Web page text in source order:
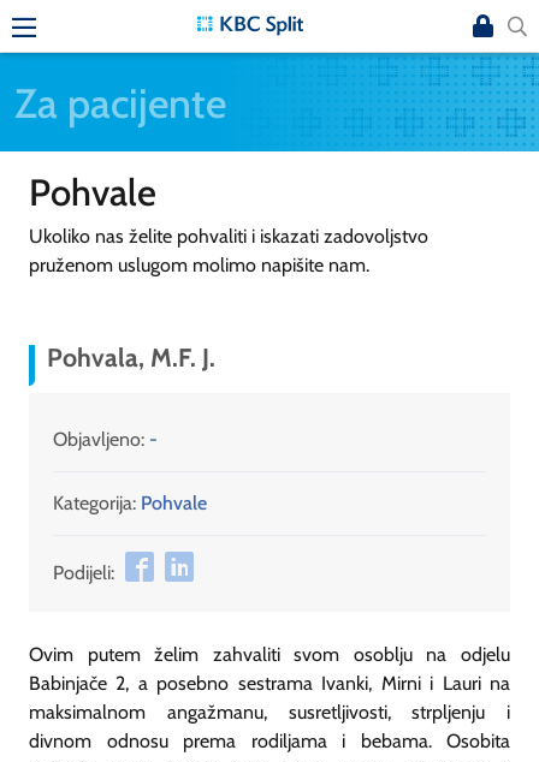
Za pacijente
Pohvale
Ukoliko nas želite pohvaliti i iskazati zadovoljstvo
pruženom uslugom molimo napišite nam.
Pohvala, M.F. J.
Objavljeno: -
Kategorija: Pohvale
Podijeli:
Ovim putem želim zahvaliti svom osoblju na odjelu
Babinjače 2, a posebno sestrama Ivanki, Mirni i Lauri na
maksimalnom angažmanu, susretljivosti, strpljenju i
divnom odnosu prema rodiljama i bebama. Osobita